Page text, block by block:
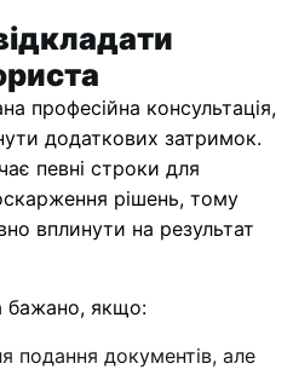
професійна консультація,
додаткових затримок.
певні строки для
рішень, тому
вплинути на результат
бажано, якщо:
подання документів, але